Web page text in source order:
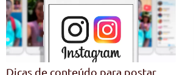
Dicas de conteúdo para postar